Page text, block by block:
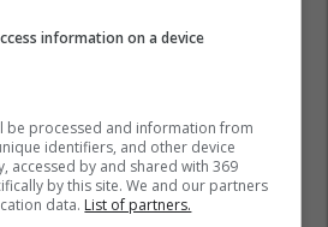
information on a device
be processed and information from
identifiers, and other device
accessed by and shared with 369
by this site. We and our partners
data. List of partners.